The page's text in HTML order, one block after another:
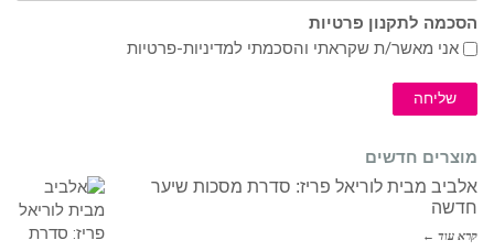
הסכמה לתקנון פרטיות
אני מאשר/ת שקראתי והסכמתי למדיניות-פרטיות
שליחה
מוצרים חדשים
אלביב מבית לוריאל פריז: סדרת מסכות שיער
חדשה
קרא עוד ←